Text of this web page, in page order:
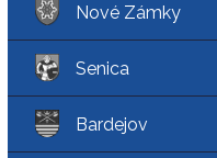
Nové Zámky
Senica
Bardejov